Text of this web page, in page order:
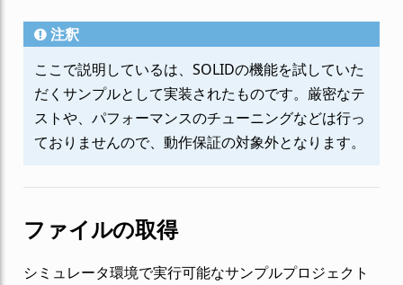
注釈
ここで説明しているは、SOLIDの機能を試していた
だくサンプルとして実装されたものです。厳密なテ
ストや、パフォーマンスのチューニングなどは行っ
ておりませんので、動作保証の対象外となります。
ファイルの取得
シミュレータ環境で実行可能なサンプルプロジェクト